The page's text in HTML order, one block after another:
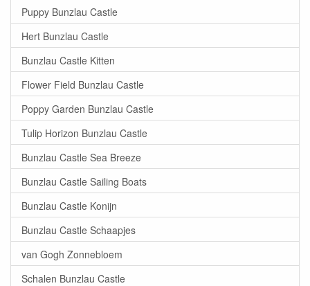
Puppy Bunzlau Castle
Hert Bunzlau Castle
Bunzlau Castle Kitten
Flower Field Bunzlau Castle
Poppy Garden Bunzlau Castle
Tulip Horizon Bunzlau Castle
Bunzlau Castle Sea Breeze
Bunzlau Castle Sailing Boats
Bunzlau Castle Konijn
Bunzlau Castle Schaapjes
van Gogh Zonnebloem
Schalen Bunzlau Castle